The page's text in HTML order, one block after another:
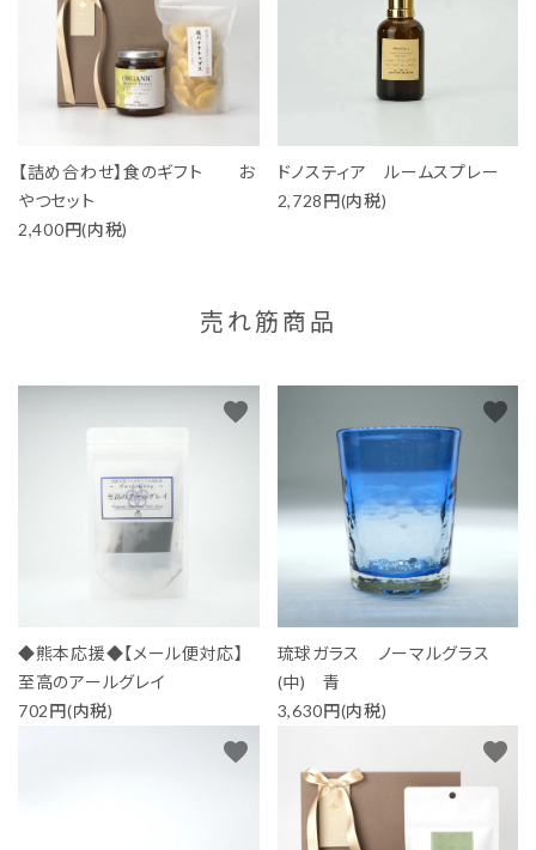
【詰め合わせ】食のギフト お
やつセット
2,400円(内税)
ドノスティア ルームスプレー
2,728円(内税)
売れ筋商品
◆熊本応援◆【メール便対応】
至高のアールグレイ
702円(内税)
favorite
琉球ガラス ノーマルグラス
(中) 青
3,630円(内税)
favorite
favorite favorite